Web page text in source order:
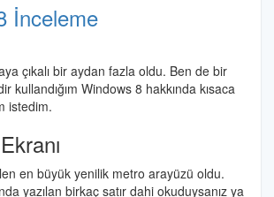
İnceleme
çıkalı bir aydan fazla oldu. Ben de bir
kullandığım Windows 8 hakkında kısaca
istedim.
en büyük yenilik metro arayüzü oldu.
yazılan birkaç satır dahi okuduysanız ya